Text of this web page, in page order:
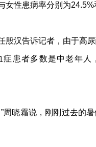
性患病率分别为24.5%
殷汉告诉记者，由于高
患者多数是中老年人
周晓霜说，刚刚过去的